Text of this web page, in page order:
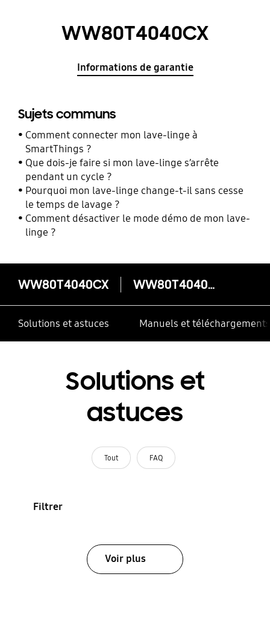
WW80T4040CX
Informations de garantie
Sujets communs
Comment connecter mon lave-linge à
SmartThings ?
Que dois-je faire si mon lave-linge s’arrête
pendant un cycle ?
Pourquoi mon lave-linge change-t-il sans cesse
le temps de lavage ?
Comment désactiver le mode démo de mon lave-
linge ?
WW80T4040CX WW80T4040CX
Solutions et astuces Manuels et téléchargements
Solutions et
astuces
Tout FAQ
Filtrer
Voir plus